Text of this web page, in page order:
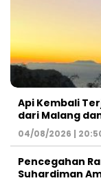
Api Kembali
dari Malang
04/08/2026 |
Pencegahan
Suhardiman